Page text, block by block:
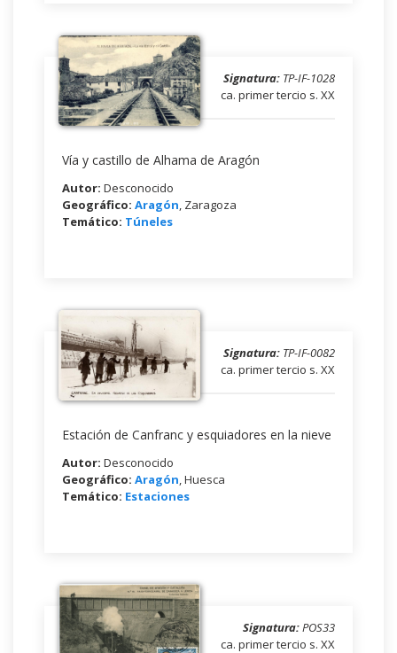
Signatura: TP-IF-1028
ca. primer tercio s. XX
Vía y castillo de Alhama de Aragón
Autor: Desconocido
Geográfico: Aragón, Zaragoza
Temático: Túneles
Signatura: TP-IF-0082
ca. primer tercio s. XX
Estación de Canfranc y esquiadores en la nieve
Autor: Desconocido
Geográfico: Aragón, Huesca
Temático: Estaciones
Signatura:POS33
ca. primer tercio s. XX